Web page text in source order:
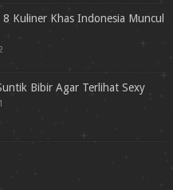
8 Kuliner Khas Indonesia Muncul
Bibir Agar Terlihat Sexy